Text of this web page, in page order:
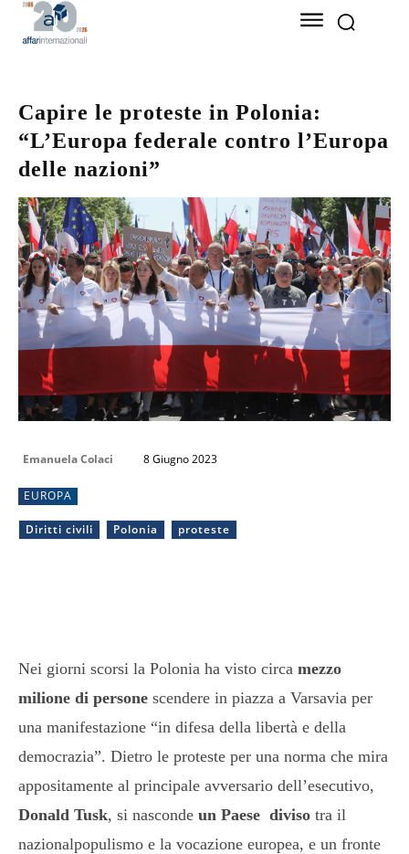
Capire le proteste in Polonia:
“L’Europa federale contro l’Europa
delle nazioni”
Emanuela Colaci 8 Giugno 2023
EUROPA
Diritti civili Polonia proteste
Nei giorni scorsi la Polonia ha visto circa mezzo
milione di persone scendere in piazza a Varsavia per
una manifestazione “in difesa della libertà e della
democrazia”. Dietro le proteste per una norma che mira
appositamente al principale avversario dell’esecutivo,
Donald Tusk, si nasconde un Paese diviso tra il
nazionalpopulismo e la vocazione europea, e un fronte